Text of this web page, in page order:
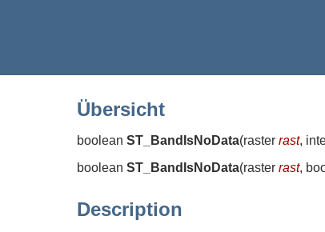
Übersicht
boolean ST_BandIsNoData(raster rast,
boolean ST_BandIsNoData(raster rast,
Description